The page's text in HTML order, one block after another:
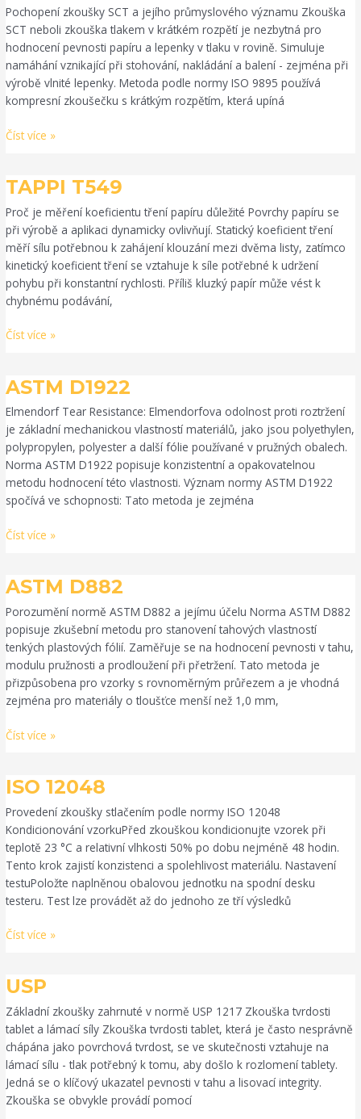
Pochopení zkoušky SCT a jejího průmyslového významu Zkouška
SCT neboli zkouška tlakem v krátkém rozpětí je nezbytná pro
hodnocení pevnosti papíru a lepenky v tlaku v rovině. Simuluje
namáhání vznikající při stohování, nakládání a balení - zejména při
výrobě vlnité lepenky. Metoda podle normy ISO 9895 používá
kompresní zkoušečku s krátkým rozpětím, která upíná
Číst více »
TAPPI T549
Proč je měření koeficientu tření papíru důležité Povrchy papíru se
při výrobě a aplikaci dynamicky ovlivňují. Statický koeficient tření
měří sílu potřebnou k zahájení klouzání mezi dvěma listy, zatímco
kinetický koeficient tření se vztahuje k síle potřebné k udržení
pohybu při konstantní rychlosti. Příliš kluzký papír může vést k
chybnému podávání,
TAPPI
Číst více »
ASTM D1922
Elmendorf Tear Resistance: Elmendorfova odolnost proti roztržení
je základní mechanickou vlastností materiálů, jako jsou polyethylen,
polypropylen, polyester a další fólie používané v pružných obalech.
Norma ASTM D1922 popisuje konzistentní a opakovatelnou
metodu hodnocení této vlastnosti. Význam normy ASTM D1922
spočívá ve schopnosti: Tato metoda je zejména
ASTM
Číst více »
ASTM D882
Porozumění normě ASTM D882 a jejímu účelu Norma ASTM D882
popisuje zkušební metodu pro stanovení tahových vlastností
tenkých plastových fólií. Zaměřuje se na hodnocení pevnosti v tahu,
modulu pružnosti a prodloužení při přetržení. Tato metoda je
přizpůsobena pro vzorky s rovnoměrným průřezem a je vhodná
zejména pro materiály o tloušťce menší než 1,0 mm,
ASTM
Číst více »
ISO 12048
Provedení zkoušky stlačením podle normy ISO 12048
Kondicionování vzorkuPřed zkouškou kondicionujte vzorek při
teplotě 23 °C a relativní vlhkosti 50% po dobu nejméně 48 hodin.
Tento krok zajistí konzistenci a spolehlivost materiálu. Nastavení
testuPoložte naplněnou obalovou jednotku na spodní desku
testeru. Test lze provádět až do jednoho ze tří výsledků
ISO
Číst více »
USP
Základní zkoušky zahrnuté v normě USP 1217 Zkouška tvrdosti
tablet a lámací síly Zkouška tvrdosti tablet, která je často nesprávně
chápána jako povrchová tvrdost, se ve skutečnosti vztahuje na
lámací sílu - tlak potřebný k tomu, aby došlo k rozlomení tablety.
Jedná se o klíčový ukazatel pevnosti v tahu a lisovací integrity.
Zkouška se obvykle provádí pomocí
USP